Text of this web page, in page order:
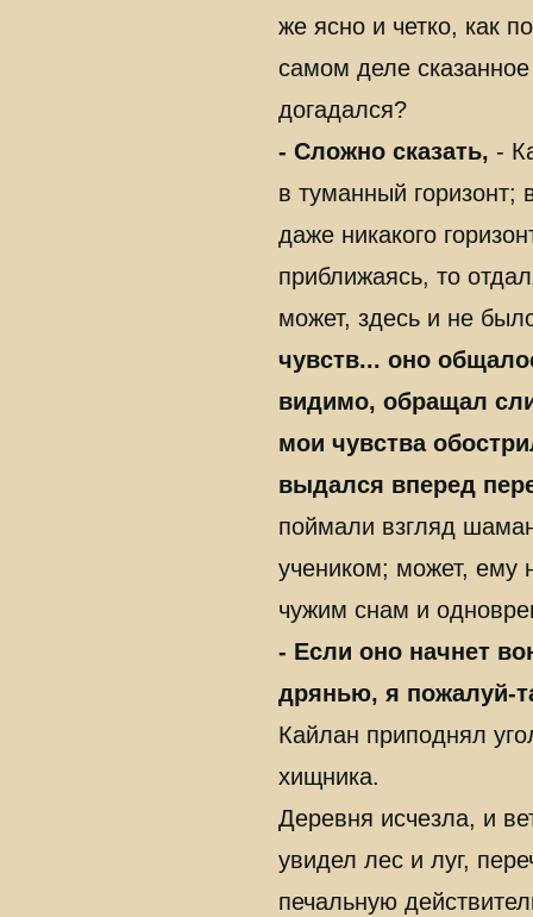
же ясно и четко, как
самом деле
догадался?
- Сложно сказать, -
в туманный
даже никакого
приближаясь, то
может, здесь и не
чувств... оно
видимо, обращал
мои чувства
выдался вперед
поймали взгляд
учеником; может, ему
чужим снам и
- Если оно начнет
дрянью, я пожалуй-
Кайлан приподнял
хищника.
Деревня исчезла, и
увидел лес и луг,
печальную